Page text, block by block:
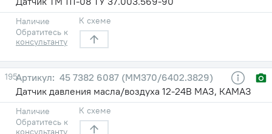
Наличие
Обратитесь к
консультанту
К схеме
195
45 7382 6087 (ММ370/6402.3829)
Датчик давления масла/воздуха 12-24В МАЗ, КАМАЗ
Наличие
Обратитесь к
консультанту
К схеме